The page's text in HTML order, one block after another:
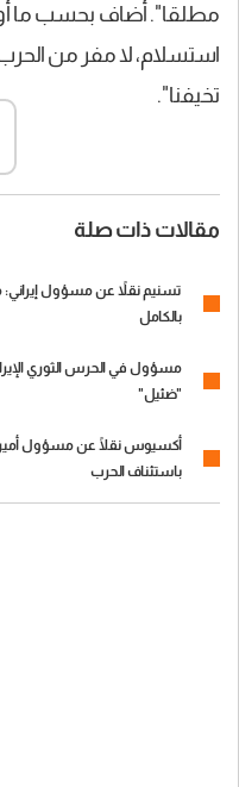
مطلقا". أضاف بحسب ما
استسلام، لا مفر من
تخيفنا".
مقالات ذات صلة
تسنيم نقلاً عن مسؤول إيراني:
بالكامل
مسؤول في الحرس الثوري
"ضئيل"
أكسيوس نقلًا عن مسؤول
باستئناف الحرب